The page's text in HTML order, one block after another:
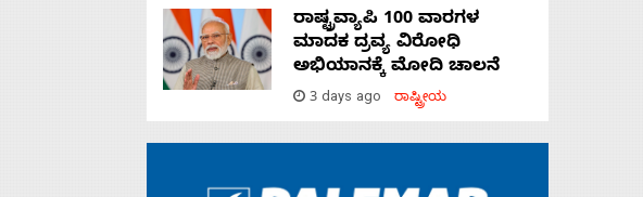
ರಾಷ್ಟ್ರವ್ಯಾಪಿ 100 ವಾರಗಳ
ಮಾದಕ ದ್ರವ್ಯ ವಿರೋಧಿ
ಅಭಿಯಾನಕ್ಕೆ ಮೋದಿ ಚಾಲನೆ
3 days ago ರಾಷ್ಟ್ರೀಯ